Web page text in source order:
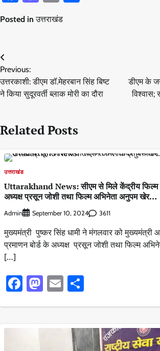
Posted inउत्तराखंड
Post
navigation
Previous:
उत्तरकाशी: डीएम डॉ.मेहरबान सिंह बिष्ट
ने किया सुदूरवर्ती ब्लाक मोरी का दौरा
डीएम के
विश्वास;
Related Posts
उत्तराखंड
Uttarakhand News: सीएम से मिले केंद्रीय फिल्म
अध्यक्ष प्रसून जोशी तथा फिल्म अभिनेता अनुपम खेर…
Admin September 10, 2024 3611
मुख्यमंत्री पुष्कर सिंह धामी ने मंगलवार को मुख्यमंत्री
प्रमाणन बोर्ड के अध्यक्ष प्रसून जोशी तथा फिल्म
[…]
Facebook
Mastodon
Email